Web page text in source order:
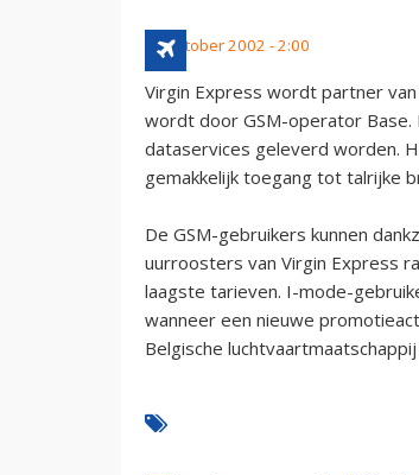
16 oktober 2002 - 2:00
Virgin Express wordt partner
wordt door GSM-operator Base.
dataservices geleverd worden.
gemakkelijk toegang tot talrijke
De GSM-gebruikers kunnen
uurroosters van Virgin Express
laagste tarieven. I-mode-
wanneer een nieuwe
Belgische